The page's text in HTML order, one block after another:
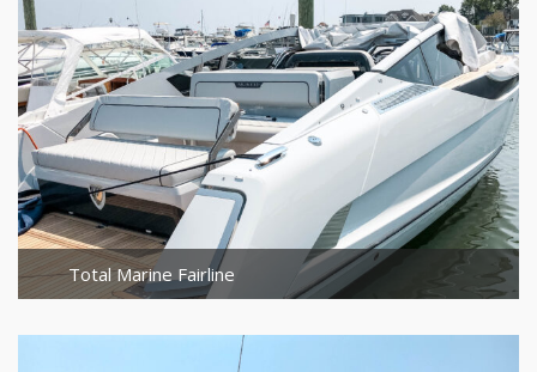
Total Marine Fairline